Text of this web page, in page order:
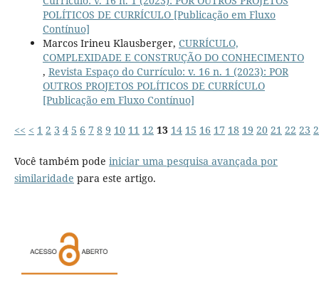
POLÍTICOS DE CURRÍCULO [Publicação em Fluxo
Contínuo]
Marcos Irineu Klausberger, CURRÍCULO,
COMPLEXIDADE E CONSTRUÇÃO DO CONHECIMENTO
, Revista Espaço do Currículo: v. 16 n. 1 (2023): POR
OUTROS PROJETOS POLÍTICOS DE CURRÍCULO
[Publicação em Fluxo Contínuo]
<< < 1 2 3 4 5 6 7 8 9 10 11 12 13 14 15 16 17 18 19 20 21 22 23
Você também pode iniciar uma pesquisa avançada por
similaridade para este artigo.